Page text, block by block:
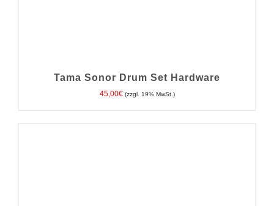
Tama Sonor Drum Set Hardware
45,00€ (zzgl. 19% MwSt.)